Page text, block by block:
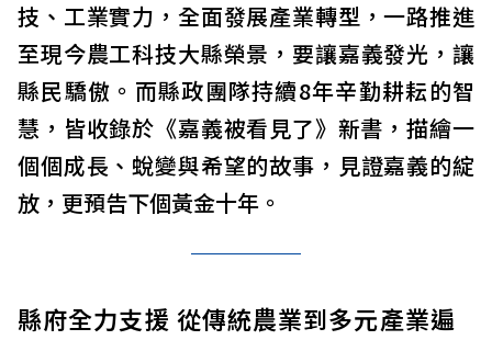
技、工業實力，全面發展產業轉型，一路推進
至現今農工科技大縣榮景，要讓嘉義發光，讓
縣民驕傲。而縣政團隊持續8年辛勤耕耘的智
慧，皆收錄於《嘉義被看見了》新書，描繪一
個個成長、蛻變與希望的故事，見證嘉義的綻
放，更預告下個黃金十年。
縣府全力支援 從傳統農業到多元產業遍